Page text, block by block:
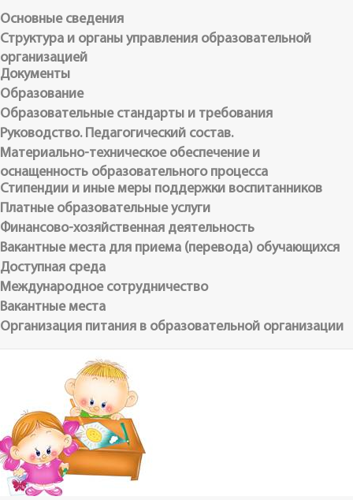
Основные сведения
Структура и органы управления образовательной
организацией
Документы
Образование
Образовательные стандарты и требования
Руководство. Педагогический состав.
Материально-техническое обеспечение и
оснащенность образовательного процесса
Стипендии и иные меры поддержки воспитанников
Платные образовательные услуги
Финансово-хозяйственная деятельность
Вакантные места для приема (перевода) обучающихся
Доступная среда
Международное сотрудничество
Вакантные места
Организация питания в образовательной организации